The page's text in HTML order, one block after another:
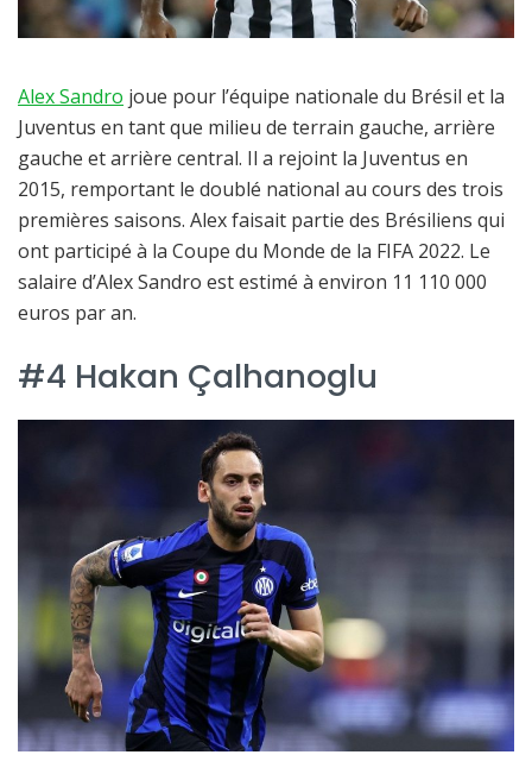
Alex Sandro joue pour l’équipe nationale du Brésil et la
Juventus en tant que milieu de terrain gauche, arrière
gauche et arrière central. Il a rejoint la Juventus en
2015, remportant le doublé national au cours des trois
premières saisons. Alex faisait partie des Brésiliens qui
ont participé à la Coupe du Monde de la FIFA 2022. Le
salaire d’Alex Sandro est estimé à environ 11 110 000
euros par an.
#4 Hakan Çalhanoglu